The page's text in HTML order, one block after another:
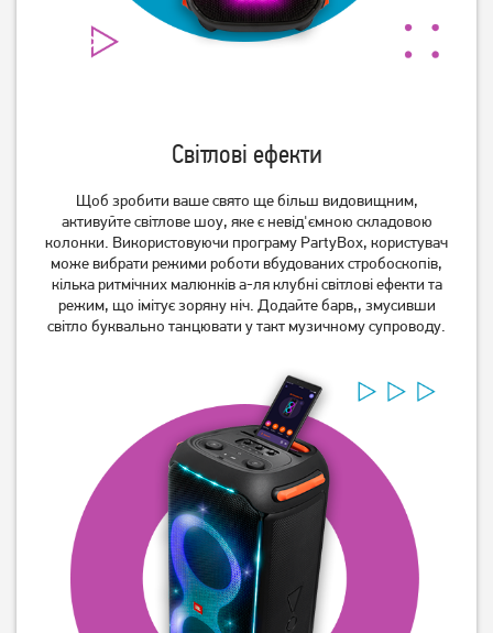
Акустична система Pixus
Rave Black
(4897058531459)
2 499грн
Акустична система JBL
PartyBox 710
(JBLPARTYBOX710EU)
35 869грн
28 689грн
Акустична система Pixus
Bar Black (BAR15W)
1 249
Портативна колонка
LogicFox Bluetooth V3.0
LF-BT100 white
1 199 грн
959грн
Світлові ефекти
Щоб зробити ваше свято ще більш видовищним,
активуйте світлове шоу, яке є невід'ємною складовою
колонки. Використовуючи програму PartyBox, користувач
може вибрати режими роботи вбудованих стробоскопів,
кілька ритмічних малюнків а-ля клубні світлові ефекти та
режим, що імітує зоряну ніч. Додайте барв,, змусивши
світло буквально танцювати у такт музичному супроводу.